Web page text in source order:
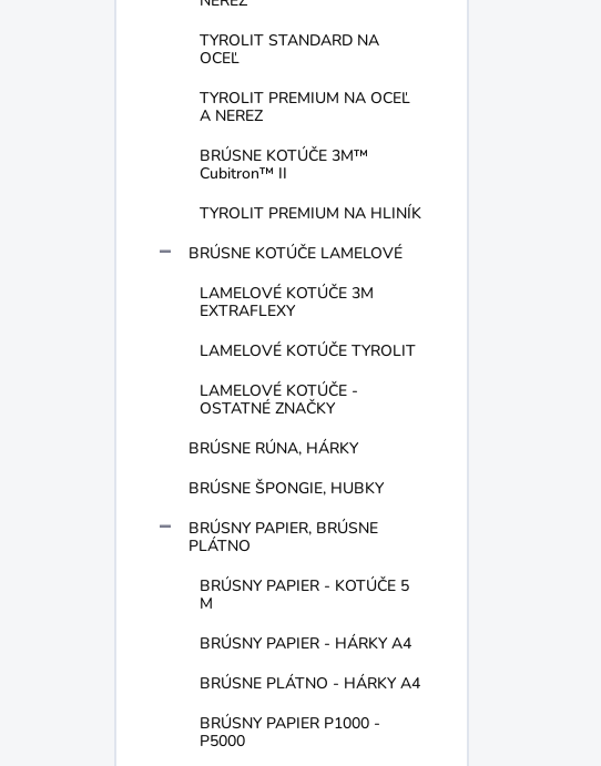
TYROLIT STANDARD NA
OCEĽ
TYROLIT PREMIUM NA OCEĽ
A NEREZ
BRÚSNE KOTÚČE 3M™
Cubitron™ II
TYROLIT PREMIUM NA HLINÍK
BRÚSNE KOTÚČE LAMELOVÉ
LAMELOVÉ KOTÚČE 3M
EXTRAFLEXY
LAMELOVÉ KOTÚČE TYROLIT
LAMELOVÉ KOTÚČE -
OSTATNÉ ZNAČKY
BRÚSNE RÚNA, HÁRKY
BRÚSNE ŠPONGIE, HUBKY
BRÚSNY PAPIER, BRÚSNE
PLÁTNO
BRÚSNY PAPIER - KOTÚČE 5
M
BRÚSNY PAPIER - HÁRKY A4
BRÚSNE PLÁTNO - HÁRKY A4
BRÚSNY PAPIER P1000 -
P5000